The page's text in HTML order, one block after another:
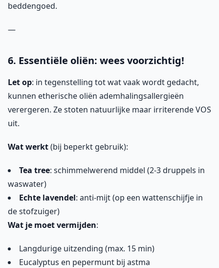
beddengoed.
—
6. Essentiële oliën: wees voorzichtig!
Let op: in tegenstelling tot wat vaak wordt gedacht,
kunnen etherische oliën ademhalingsallergieën
verergeren. Ze stoten natuurlijke maar irriterende VOS
uit.
Wat werkt(bij beperkt gebruik):
Tea tree: schimmelwerend middel (2-3 druppels in
waswater)
Echte lavendel: anti-mijt (op een wattenschijfje in
de stofzuiger)
Wat je moet vermijden:
Langdurige uitzending (max. 15 min)
Eucalyptus en pepermunt bij astma